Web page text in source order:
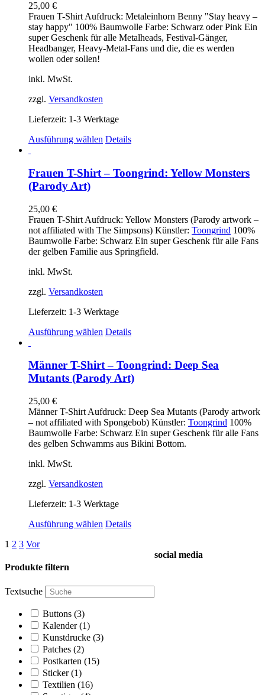
können
auf
der
Produktseite
25,00 €
Frauen T-Shirt Aufdruck: Metaleinhorn Benny "Stay heavy –
stay happy" 100% Baumwolle Farbe: Schwarz oder Pink Ein
super Geschenk für alle Metalheads, Festival-Gänger,
Headbanger, Heavy-Metal-Fans und die, die es werden
wollen oder sollen!
inkl. MwSt.
zzgl. Versandkosten
Lieferzeit: 1-3 Werktage
Ausführung wählen Dieses
mehrere
Varianten
können
auf
der
Produktseite
Details
Frauen T-Shirt – Toongrind: Yellow Monsters
(Parody Art)
25,00 €
Frauen T-Shirt Aufdruck: Yellow Monsters (Parody artwork –
not affiliated with The Simpsons) Künstler: Toongrind 100%
Baumwolle Farbe: Schwarz Ein super Geschenk für alle Fans
der gelben Familie aus Springfield.
inkl. MwSt.
zzgl. Versandkosten
Lieferzeit: 1-3 Werktage
Ausführung wählen Dieses
mehrere
Varianten
auf.
können
auf
der
Produktseite
Details
Männer T-Shirt – Toongrind: Deep Sea
Mutants (Parody Art)
25,00 €
Männer T-Shirt Aufdruck: Deep Sea Mutants (Parody artwork
– not affiliated with Spongebob) Künstler: Toongrind 100%
Baumwolle Farbe: Schwarz Ein super Geschenk für alle Fans
des gelben Schwamms aus Bikini Bottom.
inkl. MwSt.
zzgl. Versandkosten
Lieferzeit: 1-3 Werktage
Ausführung wählen Dieses
Die
Optionen
Details
1 2 3 Vor
Produkte filtern
Textsuche
Buttons (3)
Kalender(1)
Kunstdrucke (3)
Patches (2)
Postkarten (15)
Sticker(1)
Textilien (16)
social media